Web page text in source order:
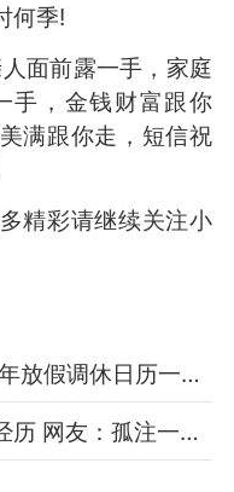
何季!
面前露一手，家庭
手，金钱财富跟你
满跟你走，短信祝
彩请继续关注小
2025假期放假时间表 2025年放假调休日历一览表
中科院博士还原被骗至缅甸经历 网友：孤注一掷现实版